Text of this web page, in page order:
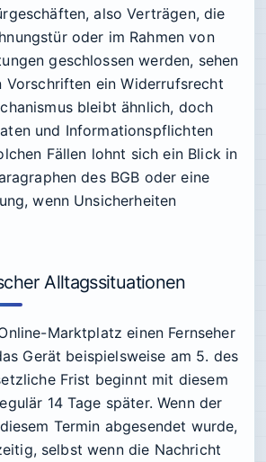
also Verträgen, die
oder im Rahmen von
geschlossen werden, sehen
Vorschriften ein Widerrufsrecht
bleibt ähnlich, doch
und Informationspflichten
Fällen lohnt sich ein Blick in
des BGB oder eine
wenn Unsicherheiten
Alltagssituationen
Marktplatz einen Fernseher
Gerät beispielsweise am 5. des
Frist beginnt mit diesem
14 Tage später. Wenn der
Termin abgesendet wurde,
selbst wenn die Nachricht